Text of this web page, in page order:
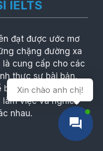
IELTS
đạt được ước mơ
chặng đường xa
là cung cấp cho các
thực sự bài bản,
có thể hoàn
việc và nghiên
nhau.
Xin chào anh chị!